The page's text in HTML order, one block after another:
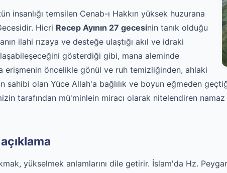
insanlığı temsilen Cenab-ı Hakkın yüksek huzurana
Hicri Recep Ayının 27 gecesinin tanık olduğu
ilahi rızaya ve desteğe ulaştığı akıl ve idraki
gösterdiği gibi, mana aleminde
erişmenin öncelikle gönül ve ruh temizliğinden, ahlaki
sahibi olan Yüce Allah'a bağlılık ve boyun eğmeden
tarafından mü'minlein miracı olarak nitelendiren
yükselmek anlamlarını dile getirir. İslam'da Hz.